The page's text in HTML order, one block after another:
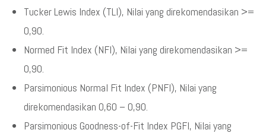
Tucker Lewis Index (TLI), Nilai yang direkomendasikan >=
0,90.
Normed Fit Index (NFI), Nilai yang direkomendasikan >=
0,90.
Parsimonious Normal Fit Index (PNFI), Nilai yang
direkomendasikan 0,60 – 0,90.
Parsimonious Goodness-of-Fit Index PGFI, Nilai yang